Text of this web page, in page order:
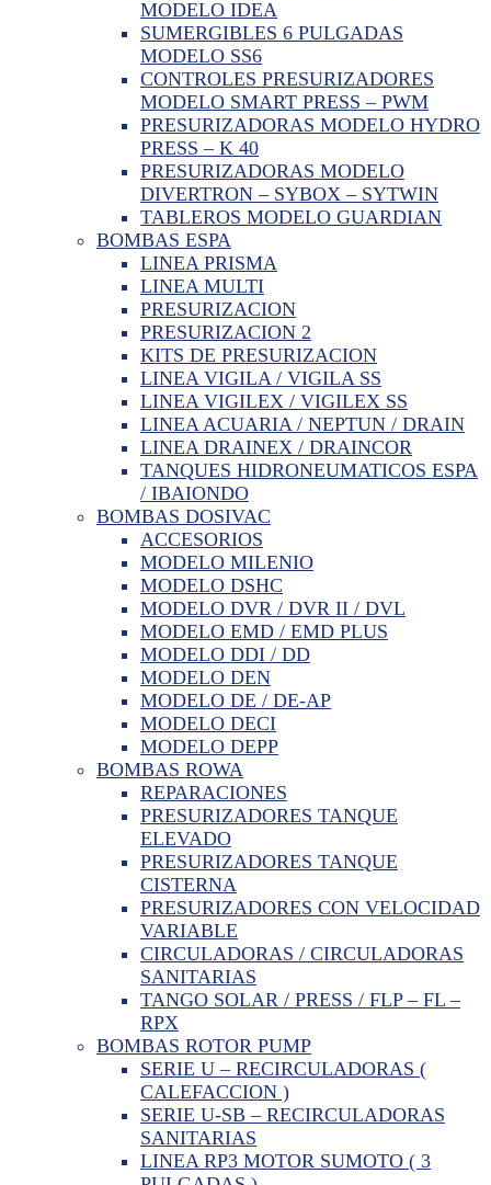
MODELO IDEA
SUMERGIBLES 6 PULGADAS
MODELO SS6
CONTROLES PRESURIZADORES
MODELO SMART PRESS – PWM
PRESURIZADORAS MODELO HYDRO
PRESS – K 40
PRESURIZADORAS MODELO
DIVERTRON – SYBOX – SYTWIN
TABLEROS MODELO GUARDIAN
BOMBAS ESPA
LINEA PRISMA
LINEA MULTI
PRESURIZACION
PRESURIZACION 2
KITS DE PRESURIZACION
LINEA VIGILA / VIGILA SS
LINEA VIGILEX / VIGILEX SS
LINEA ACUARIA / NEPTUN / DRAIN
LINEA DRAINEX / DRAINCOR
TANQUES HIDRONEUMATICOS ESPA
/ IBAIONDO
BOMBAS DOSIVAC
ACCESORIOS
MODELO MILENIO
MODELO DSHC
MODELO DVR / DVR II / DVL
MODELO EMD / EMD PLUS
MODELO DDI / DD
MODELO DEN
MODELO DE / DE-AP
MODELO DECI
MODELO DEPP
BOMBAS ROWA
REPARACIONES
PRESURIZADORES TANQUE
ELEVADO
PRESURIZADORES TANQUE
CISTERNA
PRESURIZADORES CON VELOCIDAD
VARIABLE
CIRCULADORAS / CIRCULADORAS
SANITARIAS
TANGO SOLAR / PRESS / FLP – FL –
RPX
BOMBAS ROTOR PUMP
SERIE U – RECIRCULADORAS (
CALEFACCION )
SERIE U-SB – RECIRCULADORAS
SANITARIAS
LINEA RP3 MOTOR SUMOTO ( 3